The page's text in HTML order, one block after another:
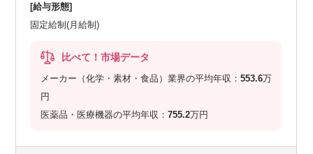
[給与形態]
固定給制(月給制)
比べて！市場データ
メーカー（化学・素材・食品）業界の平均年収：553.6万
円
医薬品・医療機器の平均年収：755.2万円